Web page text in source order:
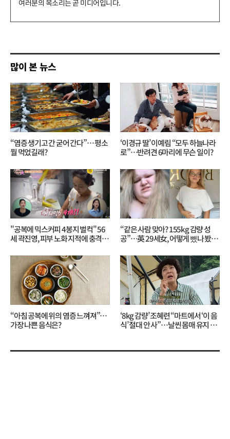
기
많이 본 뉴스
“염증 생기고 간 굳어 간다”… 평소
뭘 먹었길래?
‘이경규 딸’ 이예림 “모두 하늘나라
로”⋯반려견 6마리에 무슨 일이?
"공복에 믹스커피 4봉지 벌컥" 56
세 곽진영, 피부 노화 지적에 충격…
“같은 사람 맞아? 155kg 감량 성
공”…英 29세女, 어떻게 뺐나 봤더
“아침 공복에 위의 염증 느껴져”…
가장 나쁜 음식은?
‘8kg 감량’ 조혜련 “마트에서 ‘이 음
식’ 절대 안 사”…날씬 몸매 유지 비